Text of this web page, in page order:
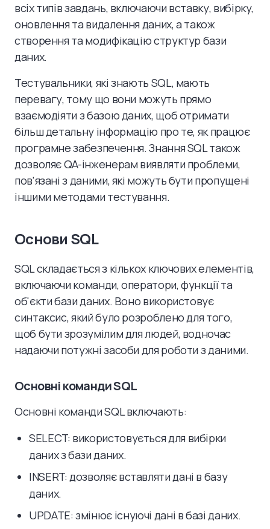
всіх типів завдань, включаючи вставку, вибірку,
оновлення та видалення даних, а також
створення та модифікацію структур бази
даних.
Тестувальники, які знають SQL, мають
перевагу, тому що вони можуть прямо
взаємодіяти з базою даних, щоб отримати
більш детальну інформацію про те, як працює
програмне забезпечення. Знання SQL також
дозволяє QA-інженерам виявляти проблеми,
пов'язані з даними, які можуть бути пропущені
іншими методами тестування.
Основи SQL
SQL складається з кількох ключових елементів,
включаючи команди, оператори, функції та
об'єкти бази даних. Воно використовує
синтаксис, який було розроблено для того,
щоб бути зрозумілим для людей, водночас
надаючи потужні засоби для роботи з даними.
Основні команди SQL
Основні команди SQL включають:
SELECT: використовується для вибірки
даних з бази даних.
INSERT: дозволяє вставляти дані в базу
даних.
UPDATE: змінює існуючі дані в базі даних.